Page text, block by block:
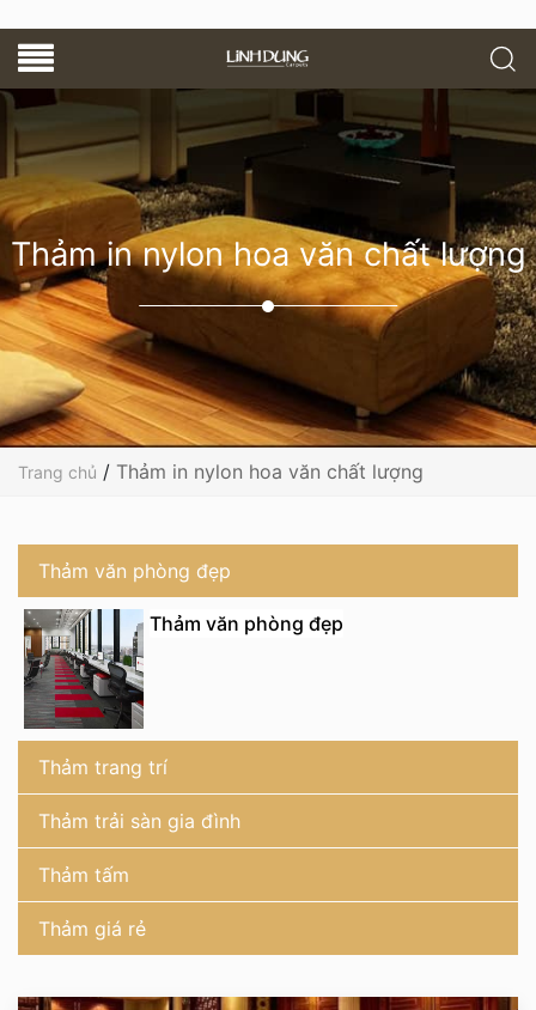
Thảm in nylon hoa văn chất lượng
Trang chủ / Thảm in nylon hoa văn chất lượng
Thảm văn phòng đẹp
Thảm văn phòng đẹp
Thảm trang trí
Thảm trải sàn gia đình
Thảm tấm
Thảm giá rẻ